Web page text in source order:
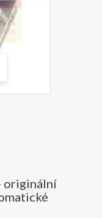
originální